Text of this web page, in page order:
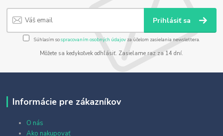
Prihlásiť sa
Súhlasím sospracovaním osobných údajov za účelom zasielania newslettera.
Môžete sa kedykoľvek odhlásiť. Zasielame raz za 14 dní.
Informácie pre zákazníkov
O nás
Ako nakupovať